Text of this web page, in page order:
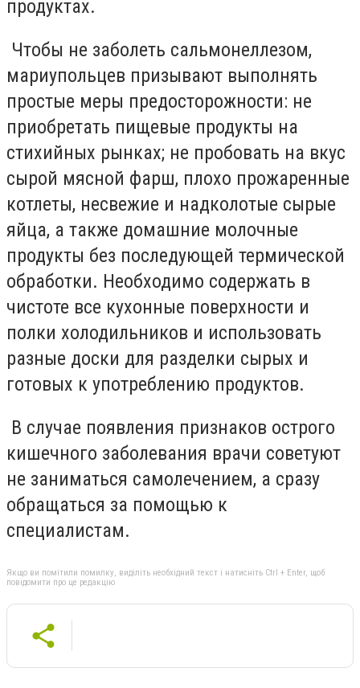
продуктах.
Чтобы не заболеть сальмонеллезом,
мариупольцев призывают выполнять
простые меры предосторожности: не
приобретать пищевые продукты на
стихийных рынках; не пробовать на вкус
сырой мясной фарш, плохо прожаренные
котлеты, несвежие и надколотые сырые
яйца, а также домашние молочные
продукты без последующей термической
обработки. Необходимо содержать в
чистоте все кухонные поверхности и
полки холодильников и использовать
разные доски для разделки сырых и
готовых к употреблению продуктов.
В случае появления признаков острого
кишечного заболевания врачи советуют
не заниматься самолечением, а сразу
обращаться за помощью к
специалистам.
Якщо ви помітили помилку, виділіть необхідний текст і натисніть Ctrl + Enter, щоб
повідомити про це редакцію